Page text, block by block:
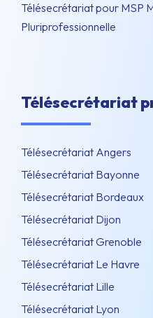
Télésecrétariat pour MSP
Pluriprofessionnelle
Télésecrétariat
Télésecrétariat Angers
Télésecrétariat Bayonne
Télésecrétariat Bordeaux
Télésecrétariat Dijon
Télésecrétariat Grenoble
Télésecrétariat Le Havre
Télésecrétariat Lille
Télésecrétariat Lyon